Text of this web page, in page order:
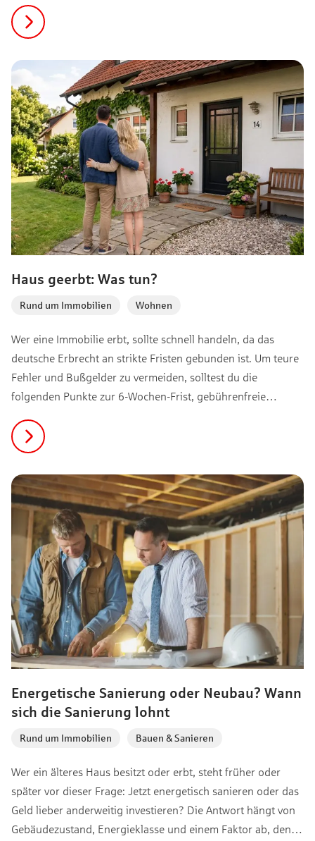
mit einem zusätzlichen 5 % iSFP-Bonus. Wie das
funktioniert, wie hoch die Kosten für den Fahrplan sind und
wie er gefördert wird, erfährst du jetzt!
Haus geerbt: Was tun?
Rund um Immobilien Wohnen
Wer eine Immobilie erbt, sollte schnell handeln, da das
deutsche Erbrecht an strikte Fristen gebunden ist. Um teure
Fehler und Bußgelder zu vermeiden, solltest du die
folgenden Punkte zur 6-Wochen-Frist, gebührenfreie
ganz oben auf deiner To-do-Liste stehen. Lies jetzt weiter …
Energetische Sanierung oder Neubau? Wann
sich die Sanierung lohnt
Rund um Immobilien Bauen & Sanieren
Wer ein älteres Haus besitzt oder erbt, steht früher oder
später vor dieser Frage: Jetzt energetisch sanieren oder das
Geld lieber anderweitig investieren? Die Antwort hängt von
Gebäudezustand, Energieklasse und einem Faktor ab, den